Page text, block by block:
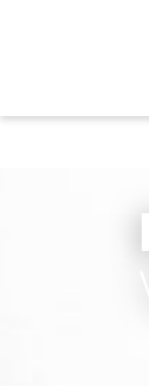
Zur Startseite